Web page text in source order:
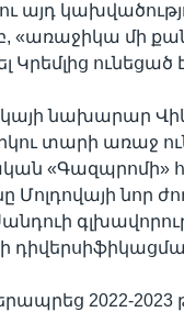
այդ
«առաջիկա մի
Կրեմլից
նախարար
տարի առաջ
«Գազպրոմի»
Մոլդովայի նոր
2022-